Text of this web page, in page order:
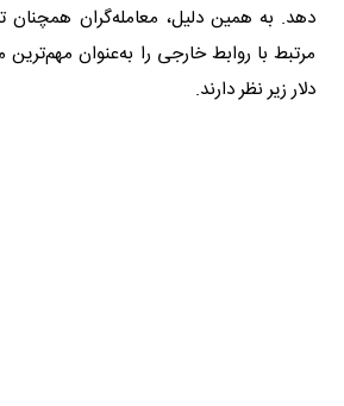
دهد. به همین دلیل، معامله‌گران همچنان
مرتبط با روابط خارجی را به‌عنوان
دلار زیر نظر دارند.